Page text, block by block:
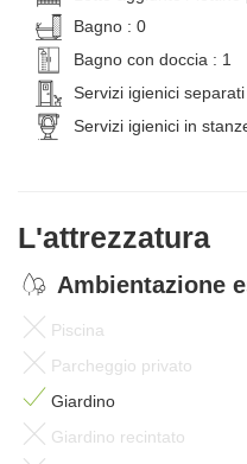
Bagno : 0
Bagno con doccia : 1
Servizi igienici separati
Servizi igienici in
L'attrezzatura
Ambientazione
Piscina
Parcheggio privato
Giardino
Giardino recintato